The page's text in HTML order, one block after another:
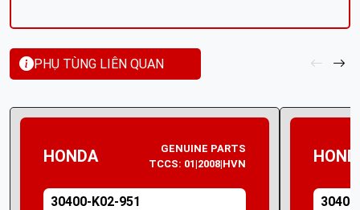
PHỤ TÙNG LIÊN QUAN
HONDA
GENUINE PARTS
TCCS: 01|2008|HVN
30400-K02-951